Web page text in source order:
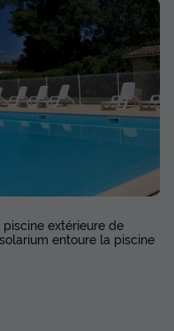
extérieure de
entoure la piscine